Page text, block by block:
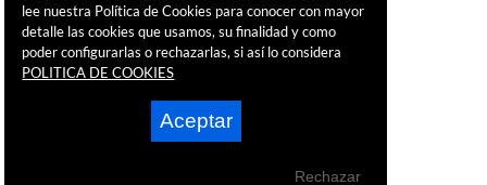
lee nuestra Política de Cookies para conocer con mayor
detalle las cookies que usamos, su finalidad y como
poder configurarlas o rechazarlas, si así lo considera
POLITICA DE COOKIES
Aceptar
Rechazar